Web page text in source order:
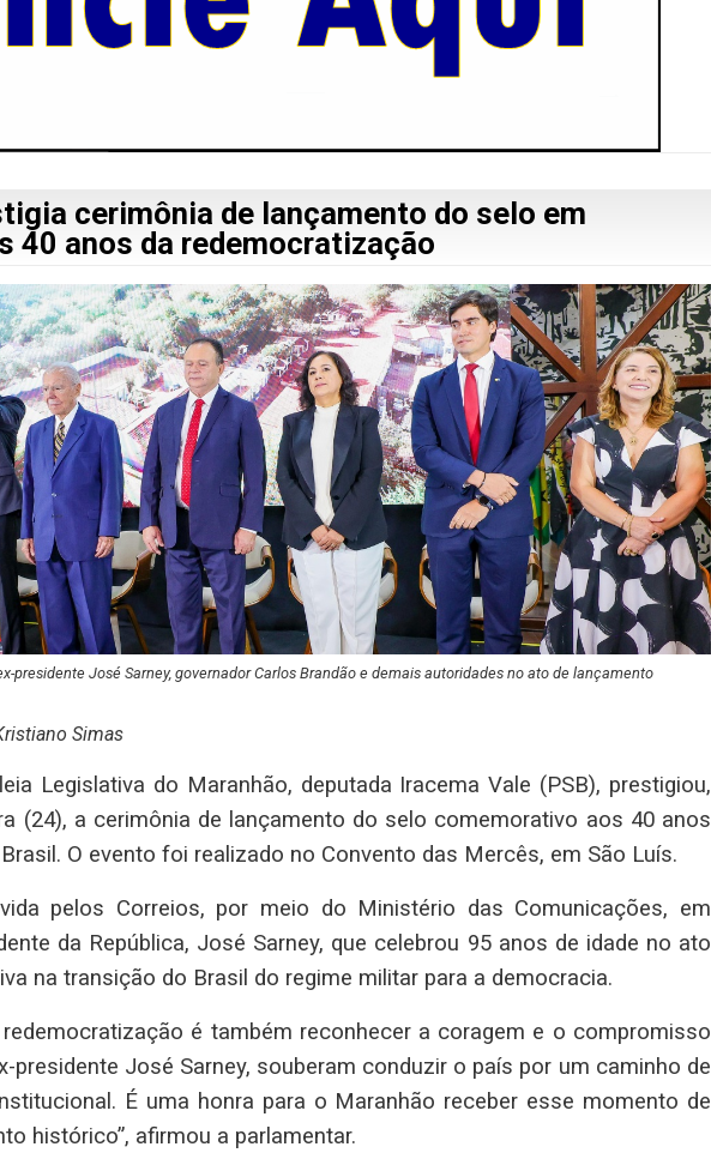
cerimônia de lançamento do selo em
40 anos da redemocratização
presidente José Sarney, governador Carlos Brandão e demais autoridades no ato de lançamento
Simas
Legislativa do Maranhão, deputada Iracema Vale (PSB), prestigiou,
(24), a cerimônia de lançamento do selo comemorativo aos 40 anos
O evento foi realizado no Convento das Mercês, em São Luís.
pelos Correios, por meio do Ministério das Comunicações, em
da República, José Sarney, que celebrou 95 anos de idade no ato
na transição do Brasil do regime militar para a democracia.
é também reconhecer a coragem e o compromisso
presidente José Sarney, souberam conduzir o país por um caminho de
É uma honra para o Maranhão receber esse momento de
histórico”, afirmou a parlamentar.